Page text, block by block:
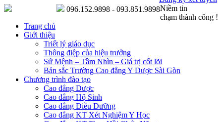
Niềm tin
chạm thành công !
096.152.9898 - 093.851.9898
Trang chủ
Giới thiệu
Triết lý giáo dục
Thông điệp của hiệu trưởng
Sứ Mệnh – Tầm Nhìn – Giá trị cốt lõi
Bản sắc Trường Cao đẳng Y Dược Sài Gòn
Chương trình đào tạo
Cao đẳng Dược
Cao đẳng Hộ Sinh
Cao đẳng Điều Dưỡng
Cao đẳng KT Xét Nghiệm Y Học